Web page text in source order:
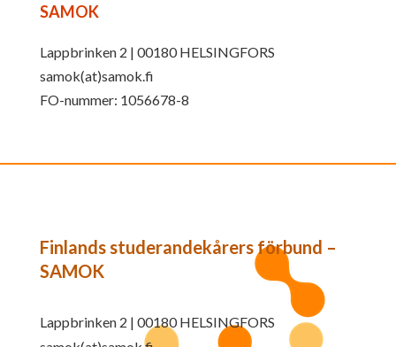
SAMOK
Lappbrinken 2 | 00180 HELSINGFORS
samok(at)samok.fi
FO-nummer: 1056678-8
Finlands studerandekårers förbund –
SAMOK
Lappbrinken 2 | 00180 HELSINGFORS